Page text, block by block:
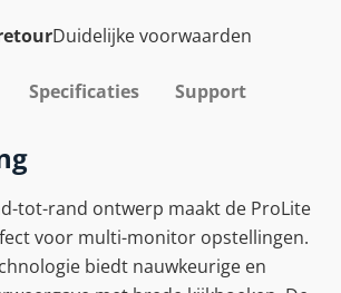
Duidelijke voorwaarden
Specificaties Support
tot-rand ontwerp maakt de ProLite
voor multi-monitor opstellingen.
biedt nauwkeurige en